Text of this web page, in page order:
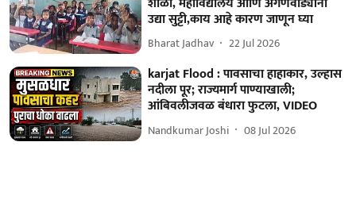
उद्या सुट्टी,काय आहे कारण जाणून घ्या
Bharat Jadhav 22 Jul 2026
karjat Flood : पावसाचा हाहाकार, उल्हास
नदीला पूर; राज्यमार्ग पाण्याखाली;
आंबिवलीजवळ बंधारा फुटला, VIDEO
Nandkumar Joshi 08 Jul 2026